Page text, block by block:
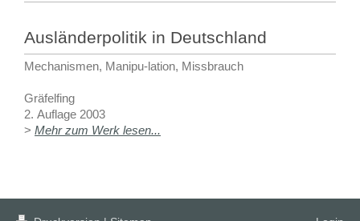
Ausländerpolitik in Deutschland
Mechanismen, Manipu-lation, Missbrauch
Gräfelfing
2. Auflage 2003
> Mehr zum Werk lesen...